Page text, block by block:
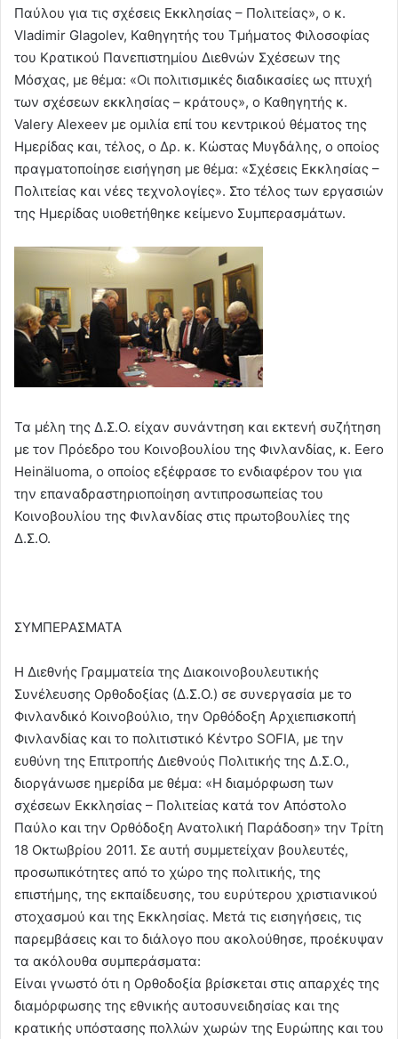
Παύλου για τις σχέσεις Εκκλησίας – Πολιτείας», ο κ.
Vladimir Glagolev, Καθηγητής του Τμήματος Φιλοσοφίας
του Κρατικού Πανεπιστημίου Διεθνών Σχέσεων της
Μόσχας, με θέμα: «Οι πολιτισμικές διαδικασίες ως πτυχή
των σχέσεων εκκλησίας – κράτους», ο Καθηγητής κ.
Valery Alexeev με ομιλία επί του κεντρικού θέματος της
Ημερίδας και, τέλος, ο Δρ. κ. Κώστας Μυγδάλης, ο οποίος
πραγματοποίησε εισήγηση με θέμα: «Σχέσεις Εκκλησίας –
Πολιτείας και νέες τεχνολογίες». Στο τέλος των εργασιών
της Ημερίδας υιοθετήθηκε κείμενο Συμπερασμάτων.
Τα μέλη της Δ.Σ.Ο. είχαν συνάντηση και εκτενή συζήτηση
με τον Πρόεδρο του Κοινοβουλίου της Φινλανδίας, κ. Eero
Heinäluoma, ο οποίος εξέφρασε το ενδιαφέρον του για
την επαναδραστηριοποίηση αντιπροσωπείας του
Κοινοβουλίου της Φινλανδίας στις πρωτοβουλίες της
Δ.Σ.Ο.
ΣΥΜΠΕΡΑΣΜΑΤΑ
Η Διεθνής Γραμματεία της Διακοινοβουλευτικής
Συνέλευσης Ορθοδοξίας (Δ.Σ.Ο.) σε συνεργασία με το
Φινλανδικό Κοινοβούλιο, την Ορθόδοξη Αρχιεπισκοπή
Φινλανδίας και το πολιτιστικό Κέντρο SOFIA, με την
ευθύνη της Επιτροπής Διεθνούς Πολιτικής της Δ.Σ.Ο.,
διοργάνωσε ημερίδα με θέμα: «Η διαμόρφωση των
σχέσεων Εκκλησίας – Πολιτείας κατά τον Απόστολο
Παύλο και την Ορθόδοξη Ανατολική Παράδοση» την Τρίτη
18 Οκτωβρίου 2011. Σε αυτή συμμετείχαν βουλευτές,
προσωπικότητες από το χώρο της πολιτικής, της
επιστήμης, της εκπαίδευσης, του ευρύτερου χριστιανικού
στοχασμού και της Εκκλησίας. Μετά τις εισηγήσεις, τις
παρεμβάσεις και το διάλογο που ακολούθησε, προέκυψαν
τα ακόλουθα συμπεράσματα:
Είναι γνωστό ότι η Ορθοδοξία βρίσκεται στις απαρχές της
διαμόρφωσης της εθνικής αυτοσυνειδησίας και της
κρατικής υπόστασης πολλών χωρών της Ευρώπης και του